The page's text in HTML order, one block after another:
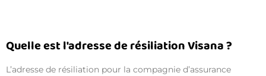
Quelle est l'adresse de résiliation Visana ?
L’adresse de résiliation pour la compagnie d’assurance